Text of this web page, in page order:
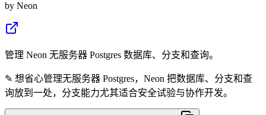
by Neon
管理 Neon 无服务器 Postgres 数据库、分支和查询。
✎ 想省心管理无服务器 Postgres，Neon 把数据库、分支和查
询放到一处，分支能力尤其适合安全试验与协作开发。